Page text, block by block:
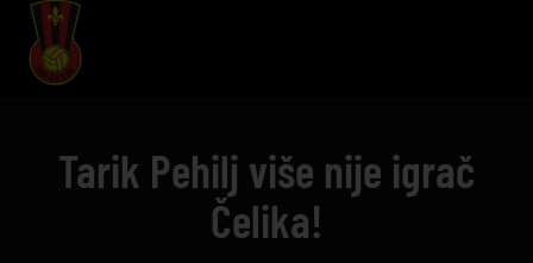
Tarik Pehilj više nije igrač
Čelika!